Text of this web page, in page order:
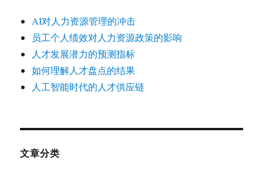
AI对人力资源管理的冲击
员工个人绩效对人力资源政策的影响
人才发展潜力的预测指标
如何理解人才盘点的结果
人工智能时代的人才供应链
文章分类